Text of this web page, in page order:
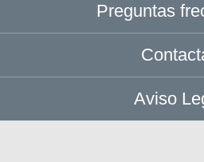
Preguntas
Aviso